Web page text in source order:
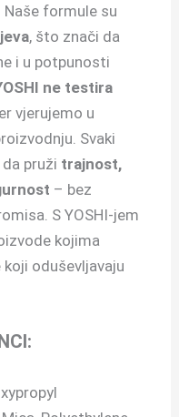
. Naše formule su
, što znači da
i u potpunosti
ne testira
vjerujemo u
Svaki
pruži trajnost,
– bez
S YOSHI-jem
kojima
oduševljavaju